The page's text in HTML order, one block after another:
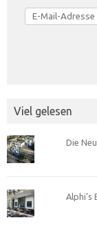
E-
Mail-
Adresse
Viel gelesen
Die
Alphi’s